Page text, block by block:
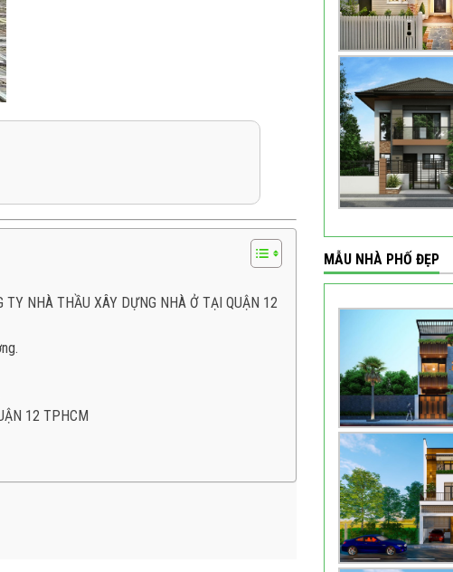
TY NHÀ THẦU XÂY DỰNG NHÀ Ở TẠI QUẬN 12
12 TPHCM
MẪU NHÀ PHỐ ĐẸP